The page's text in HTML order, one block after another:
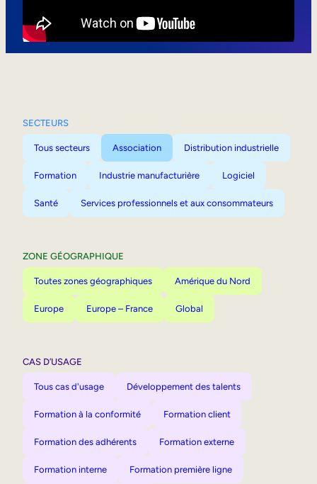
SECTEURS
Tous secteurs Association Distribution industrielle
Formation Industrie manufacturière Logiciel
Santé Services professionnels et aux consommateurs
ZONE GÉOGRAPHIQUE
Toutes zones géographiques Amérique du Nord
Europe Europe – France Global
CAS D’USAGE
Tous cas d'usage Développement des talents
Formation à la conformité Formation client
Formation des adhérents Formation externe
Formation interne Formation première ligne